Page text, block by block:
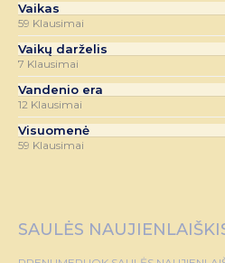
Vaikas
59 Klausimai
Vaikų darželis
7 Klausimai
Vandenio era
12 Klausimai
Visuomenė
59 Klausimai
SAULĖS